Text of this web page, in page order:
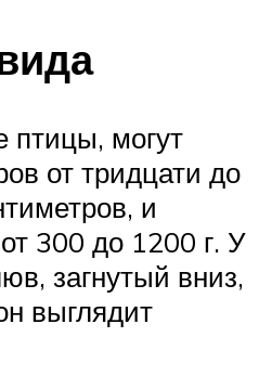
птицы, могут
от тридцати до
и
300 до 1200 г. У
загнутый вниз,
выглядит